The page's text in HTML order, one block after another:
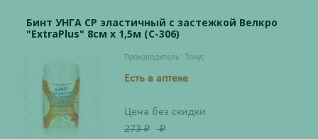
Бинт УНГА СР эластичный с застежкой Велкро
"ExtraPlus" 8см х 1,5м (С-306)
Производитель: Тонус
Есть в аптеке
Цена без скидки
273₽ ₽